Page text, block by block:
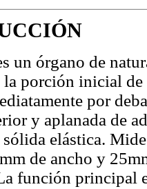
un órgano de
la porción inicial
por
y aplanada de
elástica.
de ancho y
función principal